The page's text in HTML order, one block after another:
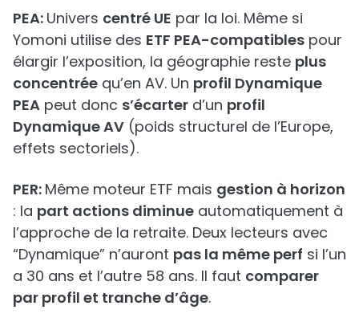
PEA: Univers centré UE par la loi. Même si
Yomoni utilise des ETF PEA-compatibles pour
élargir l’exposition, la géographie reste plus
concentrée qu’en AV. Un profil Dynamique
PEA peut donc s’écarter d’un profil
Dynamique AV (poids structurel de l’Europe,
effets sectoriels).
PER: Même moteur ETF mais gestion à horizon
: la part actions diminue automatiquement à
l’approche de la retraite. Deux lecteurs avec
“Dynamique” n’auront pas la même perf si l’un
a 30 ans et l’autre 58 ans. Il faut comparer
par profil et tranche d’âge.